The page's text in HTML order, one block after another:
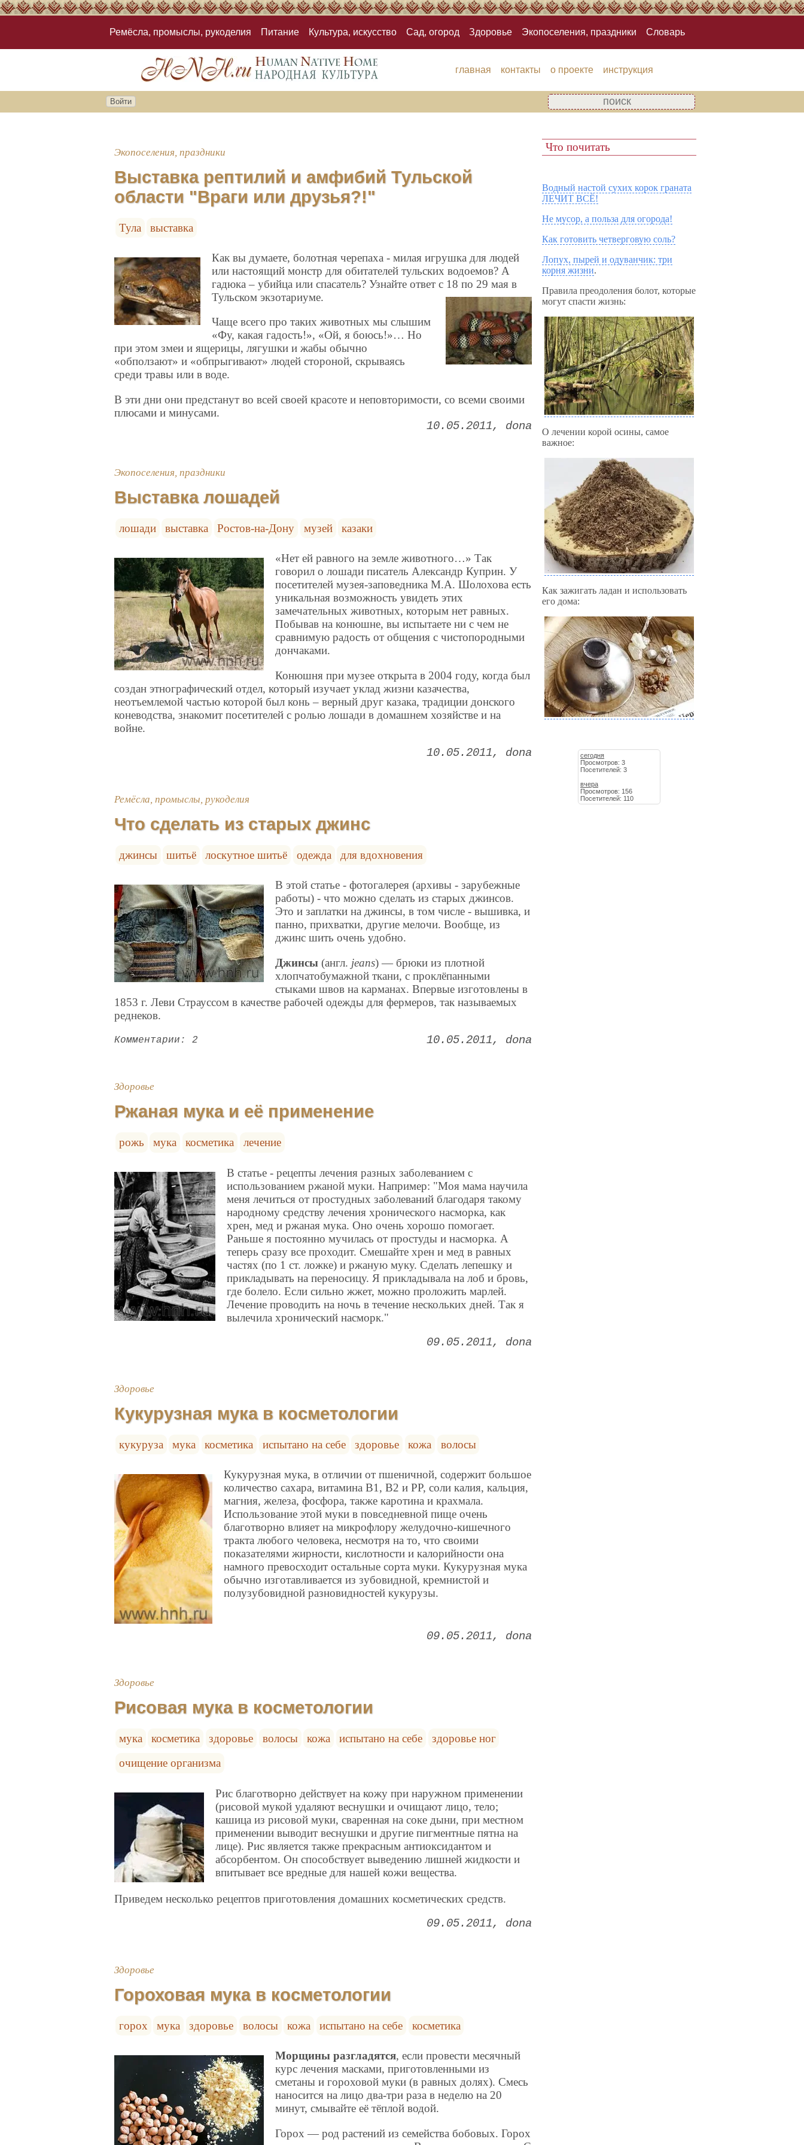
Ремёсла, промыслы, рукоделия Питание Культура, искусство Сад, огород Здоровье Экопоселения, праздники Словарь
главная контакты о проекте инструкция
Войти
Экопоселения, праздники
Выставка рептилий и амфибий Тульской
области "Враги или друзья?!"
Тула выставка
Как вы думаете, болотная черепаха - милая игрушка для людей
или настоящий монстр для обитателей тульских водоемов? А
гадюка – убийца или спасатель? Узнайте ответ с 18 по 29 мая в
Тульском экзотариуме.
Чаще всего про таких животных мы слышим
«Фу, какая гадость!», «Ой, я боюсь!»… Но
при этом змеи и ящерицы, лягушки и жабы обычно
«обползают» и «обпрыгивают» людей стороной, скрываясь
среди травы или в воде.
В эти дни они предстанут во всей своей красоте и неповторимости, со всеми своими
плюсами и минусами.
10.05.2011 dona
Экопоселения, праздники
Выставка лошадей
лошади выставка Ростов-на-Дону музей казаки
«Нет ей равного на земле животного…» Так
говорил о лошади писатель Александр Куприн. У
посетителей музея-заповедника М.А. Шолохова есть
уникальная возможность увидеть этих
замечательных животных, которым нет равных.
Побывав на конюшне, вы испытаете ни с чем не
сравнимую радость от общения с чистопородными
дончаками.
Конюшня при музее открыта в 2004 году, когда был
создан этнографический отдел, который изучает уклад жизни казачества,
неотъемлемой частью которой был конь – верный друг казака, традиции донского
коневодства, знакомит посетителей с ролью лошади в домашнем хозяйстве и на
войне.
10.05.2011 dona
Ремёсла, промыслы, рукоделия
Что сделать из старых джинс
джинсы шитьё лоскутное шитьё одежда для вдохновения
В этой статье - фотогалерея (архивы - зарубежные
работы) - что можно сделать из старых джинсов.
Это и заплатки на джинсы, в том числе - вышивка, и
панно, прихватки, другие мелочи. Вообще, из
джинс шить очень удобно.
Джинсы (англ. jeans) — брюки из плотной
хлопчатобумажной ткани, с проклёпанными
стыками швов на карманах. Впервые изготовлены в
1853 г. Леви Страуссом в качестве рабочей одежды для фермеров, так называемых
реднеков.
Комментарии: 2 10.05.2011 dona
Здоровье
Ржаная мука и её применение
рожь мука косметика лечение
В статье - рецепты лечения разных заболеванием с
использованием ржаной муки. Например: "Моя мама научила
меня лечиться от простудных заболеваний благодаря такому
народному средству лечения хронического насморка, как
хрен, мед и ржаная мука. Оно очень хорошо помогает.
Раньше я постоянно мучилась от простуды и насморка. А
теперь сразу все проходит. Смешайте хрен и мед в равных
частях (по 1 ст. ложке) и ржаную муку. Сделать лепешку и
прикладывать на переносицу. Я прикладывала на лоб и бровь,
где болело. Если сильно жжет, можно проложить марлей.
Лечение проводить на ночь в течение нескольких дней. Так я
вылечила хронический насморк."
09.05.2011 dona
Здоровье
Кукурузная мука в косметологии
кукуруза мука косметика испытано на себе здоровье кожа волосы
Кукурузная мука, в отличии от пшеничной, содержит большое
количество сахара, витамина B1, B2 и РР, соли калия, кальция,
магния, железа, фосфора, также каротина и крахмала.
Использование этой муки в повседневной пище очень
благотворно влияет на микрофлору желудочно-кишечного
тракта любого человека, несмотря на то, что своими
показателями жирности, кислотности и калорийности она
намного превосходит остальные сорта муки. Кукурузная мука
обычно изготавливается из зубовидной, кремнистой и
полузубовидной разновидностей кукурузы.
09.05.2011 dona
Здоровье
Рисовая мука в косметологии
мука косметика здоровье волосы кожа испытано на себе
здоровье ног
очищение организма
Рис благотворно действует на кожу при наружном применении
(рисовой мукой удаляют веснушки и очищают лицо, тело;
кашица из рисовой муки, сваренная на соке дыни, при местном
применении выводит веснушки и другие пигментные пятна на
лице). Рис является также прекрасным антиоксидантом и
абсорбентом. Он способствует выведению лишней жидкости и
впитывает все вредные для нашей кожи вещества.
Приведем несколько рецептов приготовления домашних косметических средств.
09.05.2011 dona
Здоровье
Гороховая мука в косметологии
горох мука здоровье волосы кожа испытано на себе косметика
Морщины разгладятся, если провести месячный
курс лечения масками, приготовленными из
сметаны и гороховой муки (в равных долях). Смесь
наносится на лицо два-три раза в неделю на 20
минут, смывайте её тёплой водой.
Горох — род растений из семейства бобовых. Горох
Что почитать
Водный настой сухих корок граната
ЛЕЧИТ ВСЁ!
Не мусор, а польза для огорода!
Как готовить четверговую соль?
Лопух, пырей и одуванчик: три
корня жизни.
Правила преодоления болот, которые
могут спасти жизнь:
О лечении корой осины, самое
важное:
Как зажигать ладан и использовать
его дома:
сегодня
Просмотров: 3
Посетителей: 3
вчера
Просмотров: 156
Посетителей: 110